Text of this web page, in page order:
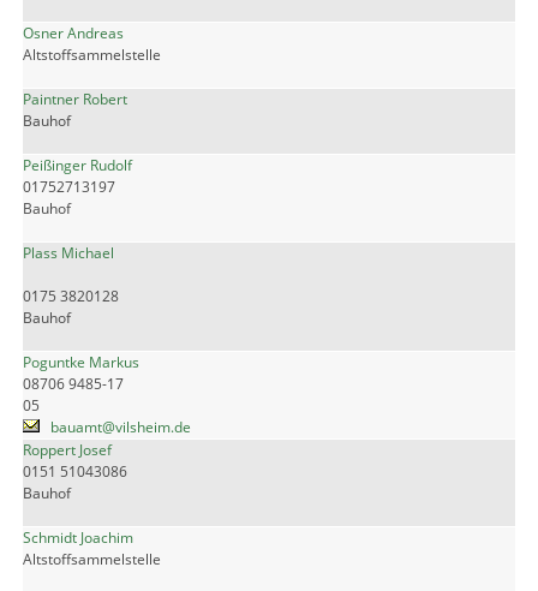
Osner Andreas
Altstoffsammelstelle
Paintner Robert
Bauhof
Peißinger Rudolf
01752713197
Bauhof
Plass Michael
0175 3820128
Bauhof
Poguntke Markus
08706 9485-17
05
bauamt@vilsheim.de
Roppert Josef
0151 51043086
Bauhof
Schmidt Joachim
Altstoffsammelstelle